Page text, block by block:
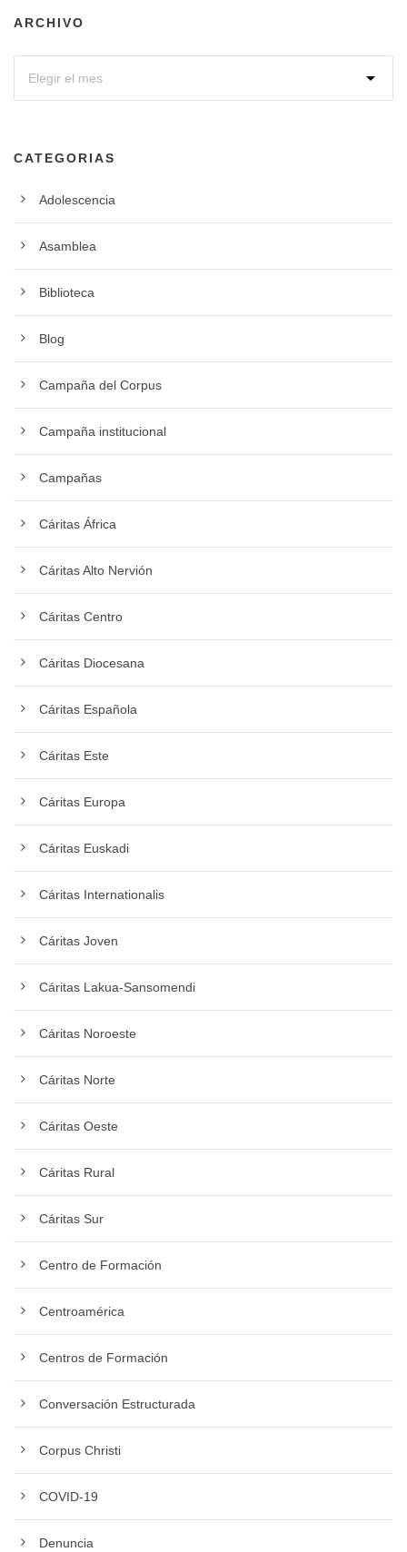
ARCHIVO
CATEGORIAS
Adolescencia
Asamblea
Biblioteca
Blog
Campaña del Corpus
Campaña institucional
Campañas
Cáritas África
Cáritas Alto Nervión
Cáritas Centro
Cáritas Diocesana
Cáritas Española
Cáritas Este
Cáritas Europa
Cáritas Euskadi
Cáritas Internationalis
Cáritas Joven
Cáritas Lakua-Sansomendi
Cáritas Noroeste
Cáritas Norte
Cáritas Oeste
Cáritas Rural
Cáritas Sur
Centro de Formación
Centroamérica
Centros de Formación
Conversación Estructurada
Corpus Christi
COVID-19
Denuncia